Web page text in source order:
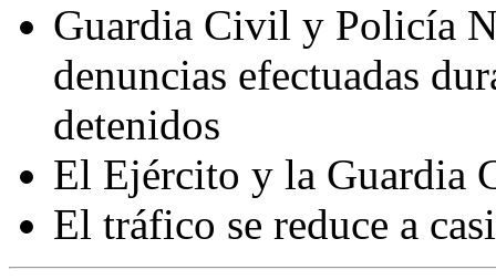
Guardia Civil y Policía
denuncias efectuadas
detenidos
El Ejército y la Guardia
El tráfico se reduce a